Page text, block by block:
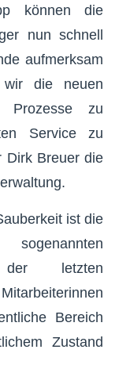
können die
nun schnell
aufmerksam
wir die neuen
Prozesse zu
Service zu
Dirk Breuer die
ist die
der letzten
Bereich
Zustand